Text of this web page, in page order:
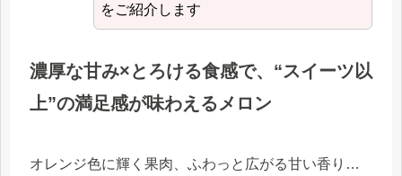
をご紹介します
濃厚な甘み×とろける食感で、“スイーツ以
上”の満足感が味わえるメロン
オレンジ色に輝く果肉、ふわっと広がる甘い香り…